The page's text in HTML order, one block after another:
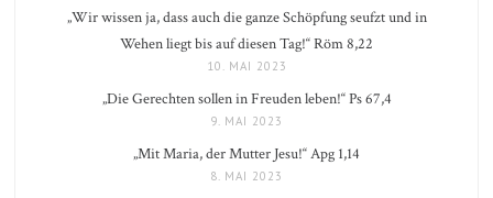
„Wir wissen ja, dass auch die ganze Schöpfung seufzt und in
Wehen liegt bis auf diesen Tag!“ Röm 8,22
10. MAI 2023
„Die Gerechten sollen in Freuden leben!“ Ps 67,4
9. MAI 2023
„Mit Maria, der Mutter Jesu!“ Apg 1,14
8. MAI 2023